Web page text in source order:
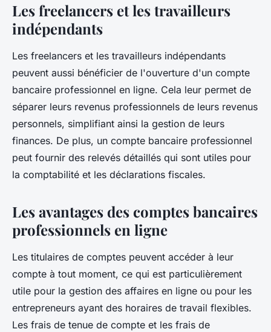
Les freelancers et les travailleurs
indépendants
Les freelancers et les travailleurs indépendants
peuvent aussi bénéficier de l'ouverture d'un compte
bancaire professionnel en ligne. Cela leur permet de
séparer leurs revenus professionnels de leurs revenus
personnels, simplifiant ainsi la gestion de leurs
finances. De plus, un compte bancaire professionnel
peut fournir des relevés détaillés qui sont utiles pour
la comptabilité et les déclarations fiscales.
Les avantages des comptes bancaires
professionnels en ligne
Les titulaires de comptes peuvent accéder à leur
compte à tout moment, ce qui est particulièrement
utile pour la gestion des affaires en ligne ou pour les
entrepreneurs ayant des horaires de travail flexibles.
Les frais de tenue de compte et les frais de